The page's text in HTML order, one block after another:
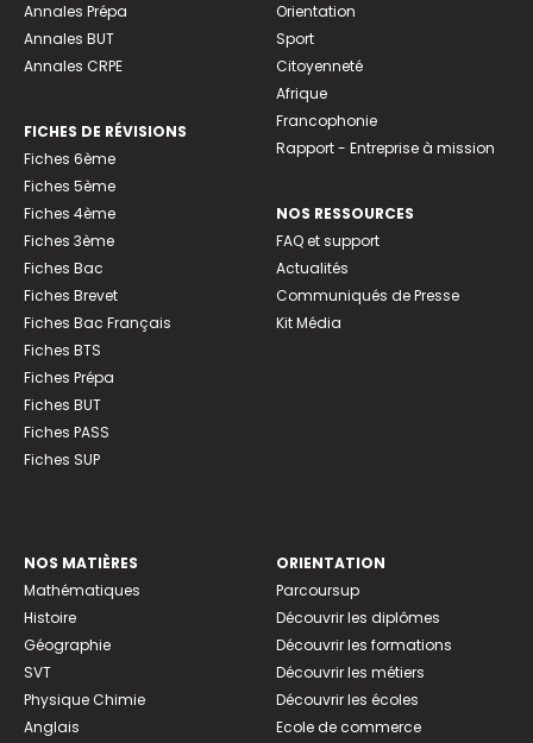
Annales Prépa
Annales BUT
Annales CRPE
FICHES DE RÉVISIONS
Fiches 6ème
Fiches 5ème
Fiches 4ème
Fiches 3ème
Fiches Bac
Fiches Brevet
Fiches Bac Français
Fiches BTS
Fiches Prépa
Fiches BUT
Fiches PASS
Fiches SUP
Orientation
Sport
Citoyenneté
Afrique
Francophonie
Rapport - Entreprise à mission
NOS RESSOURCES
FAQ et support
Actualités
Communiqués de Presse
Kit Média
NOS MATIÈRES
Mathématiques
Histoire
Géographie
SVT
Physique Chimie
Anglais
ORIENTATION
Parcoursup
Découvrir les diplômes
Découvrir les formations
Découvrir les métiers
Découvrir les écoles
Ecole de commerce